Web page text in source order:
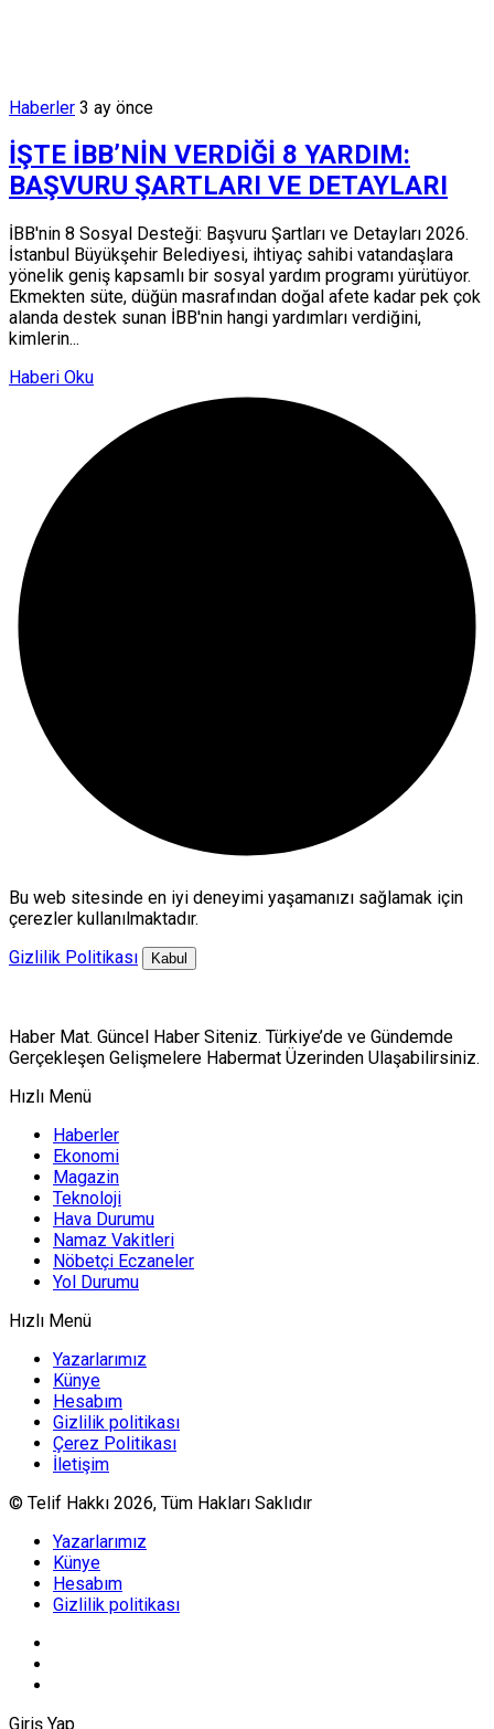
Haberler 3 ay önce
İŞTE İBB’NİN VERDİĞİ 8 YARDIM:
BAŞVURU ŞARTLARI VE DETAYLARI
İBB'nin 8 Sosyal Desteği: Başvuru Şartları ve Detayları 2026.
İstanbul Büyükşehir Belediyesi, ihtiyaç sahibi vatandaşlara
yönelik geniş kapsamlı bir sosyal yardım programı yürütüyor.
Ekmekten süte, düğün masrafından doğal afete kadar pek çok
alanda destek sunan İBB'nin hangi yardımları verdiğini,
kimlerin...
Haberi Oku
Bu web sitesinde en iyi deneyimi yaşamanızı sağlamak için
çerezler kullanılmaktadır.
Gizlilik Politikası
Kabul
Haber Mat. Güncel Haber Siteniz. Türkiye’de ve Gündemde
Gerçekleşen Gelişmelere Habermat Üzerinden Ulaşabilirsiniz.
Hızlı Menü
Haberler
Ekonomi
Magazin
Teknoloji
Hava Durumu
Namaz Vakitleri
Nöbetçi Eczaneler
Yol Durumu
Hızlı Menü
Yazarlarımız
Künye
Hesabım
Gizlilik politikası
Çerez Politikası
İletişim
© Telif Hakkı 2026, Tüm Hakları Saklıdır
Yazarlarımız
Künye
Hesabım
Gizlilik politikası
Giriş Yap